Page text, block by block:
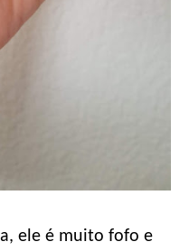
ele é muito fofo e